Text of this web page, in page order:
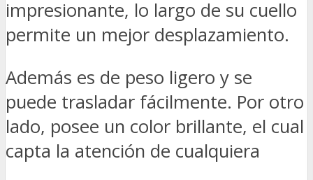
impresionante, lo largo de su cuello
permite un mejor desplazamiento.
Además es de peso ligero y se
puede trasladar fácilmente. Por otro
lado, posee un color brillante, el cual
capta la atención de cualquiera